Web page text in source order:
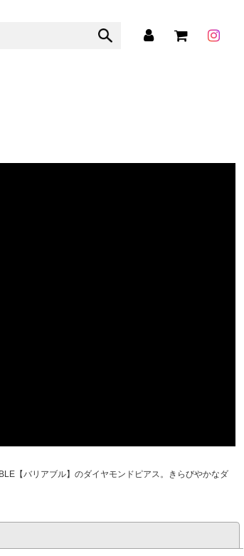
【バリアブル】のダイヤモンドピアス。きらびやかなダ